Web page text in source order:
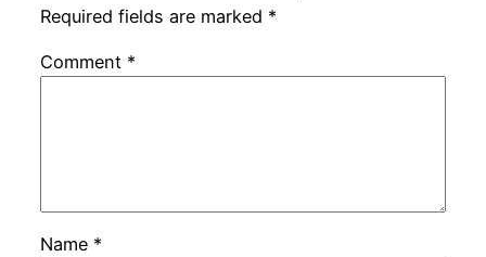
Required fields are marked *
Comment *
Name *